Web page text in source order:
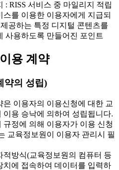
RISS 서비스 중 마일리지 적립
스를 이용한 이용자에게 지급되
제공하는 특정 디지털 콘텐츠를
사용하도록 만들어진 포인트
용 계약
약의 성립)
이용자의 이용신청에 대한 교
이용 승낙에 의하여 성립됩니다.
정에 의해 이용자가 이용 신청
교육정보원이 이용자 관리시 필
적방식(교육정보원의 컴퓨터 등
치에 접속하여 데이터를 입력하